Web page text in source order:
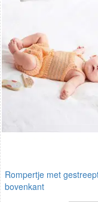
Rompertje met
bovenkant